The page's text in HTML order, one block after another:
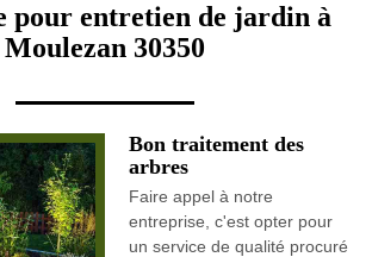
pour entretien de jardin à
Moulezan 30350
Bon traitement des
arbres
Faire appel à notre
entreprise, c'est opter pour
un service de qualité procuré